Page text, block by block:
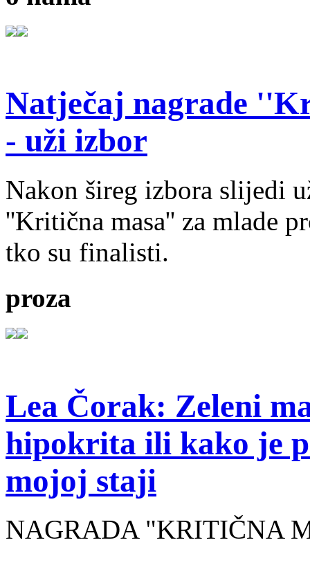
Natječaj nagrade
- uži izbor
Nakon šireg izbora slijedi
''Kritična masa'' za mlade
tko su finalisti.
proza
Lea Čorak: Zeleni
hipokrita ili kako je
mojoj staji
NAGRADA "KRITIČNA